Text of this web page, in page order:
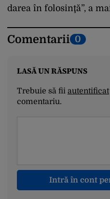
darea în folosinţă”, a
Comentarii 0
LASĂ UN RĂSPUNS
Trebuie să fii autentificat
comentariu.
Intră în cont